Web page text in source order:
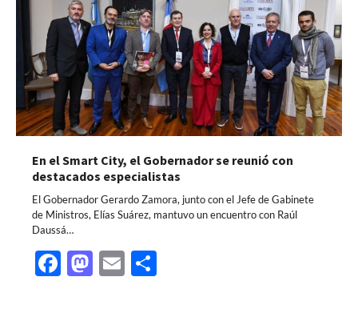
En el Smart City, el Gobernador se reunió con
destacados especialistas
El Gobernador Gerardo Zamora, junto con el Jefe de Gabinete
de Ministros, Elías Suárez, mantuvo un encuentro con Raúl
Daussá…
Facebook
Mastodon
Email